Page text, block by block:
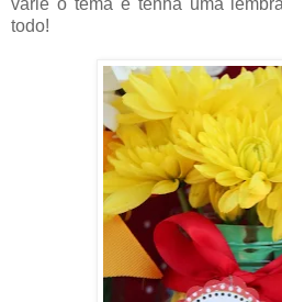
varie o tema e tenha uma
todo!